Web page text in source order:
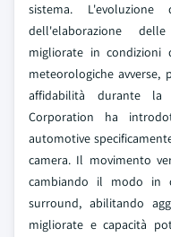
sistema.
dell'elaborazione
migliorate in condizioni
meteorologiche avverse,
affidabilità durante la
Corporation ha
automotive
camera. Il movimento
cambiando il modo in
surround, abilitando
migliorate e capacità